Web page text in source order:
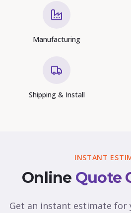
Manufacturing
Shipping & Install
INSTANT
Online Quote
Get an instant estimate for